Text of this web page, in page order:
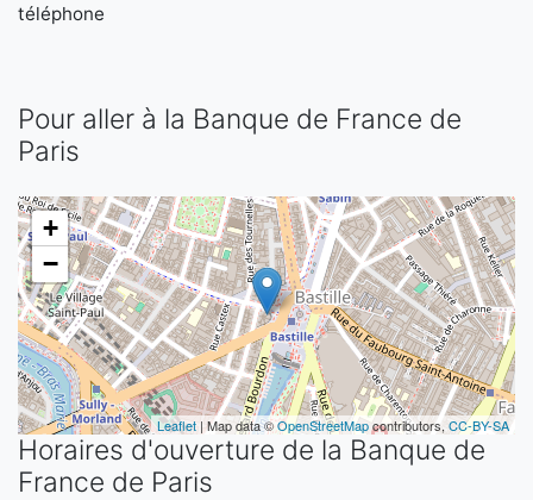
téléphone
Pour aller à la Banque de France de
Paris
+
−
Leaflet | Map data ©OpenStreetMapcontributors, CC-BY-SA
Horaires d'ouverture de la Banque de
France de Paris